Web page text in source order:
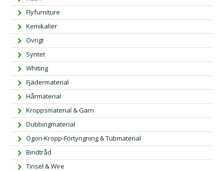
Flyfurniture
Kemikalier
Övrigt
Syntet
Whiting
Fjädermaterial
Hårmaterial
Kroppsmaterial & Garn
Dubbingmaterial
Ögon-Kropp-Förtyngning & Tubmaterial
Bindtråd
Tinsel & Wire